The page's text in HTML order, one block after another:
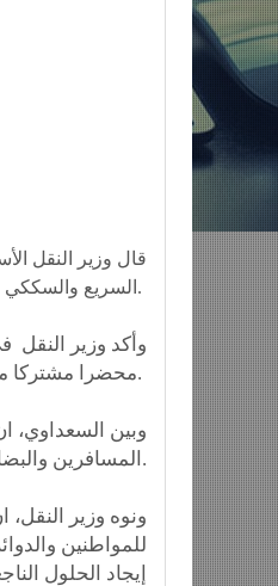
قال وزير النقل
السريع والسككي مع الحكومة المحلية لمحافظة صلاح الدين.
وأكد وزير النقل
محضرا مشتركا مع الجهات المعنية بمشروع طريق التنمية في محافظة صلاح الدين.
المسافرين والبضائع في مدن سامراء وبيجي وتكريت، موضحا ان مسافة المسارين يبلغ طولها ٢٣٦ كيلو مترا مربعا.
ونوه وزير
للمواطنين
إيجاد الحلول